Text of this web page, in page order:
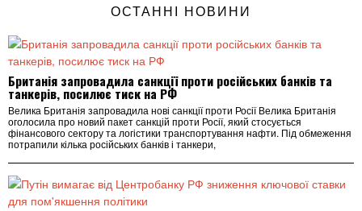
ОСТАННІ НОВИНИ
Британія запровадила санкції проти російських банків та
танкерів, посилює тиск на РФ
Велика Британія запровадила нові санкції проти Росії Велика Британія
оголосила про новий пакет санкцій проти Росії, який стосується
фінансового сектору та логістики транспортування нафти. Під обмеження
потрапили кілька російських банків і танкери,